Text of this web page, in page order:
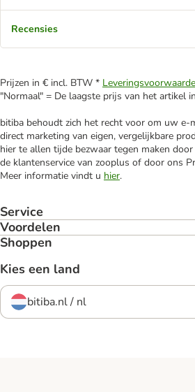
Recensies
Prijzen in € incl. BTW *
"Normaal" = De laagste prijs van het artikel
bitiba behoudt zich het recht voor om uw e-
direct marketing van eigen, vergelijkbare
hier te allen tijde bezwaar tegen maken
de klantenservice van zooplus of door ons
Meer informatie vindt u hier.
Service
Voordelen
Shoppen
Kies een land
bitiba.nl / nl